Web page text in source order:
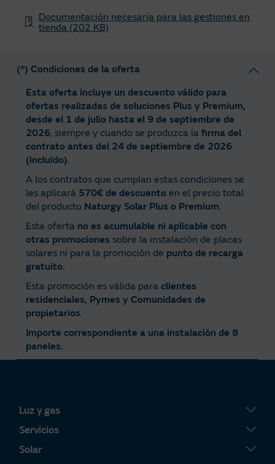
Documentación necesaria para las gestiones en
tienda (202 KB)
(*) Condiciones de la oferta
Esta oferta incluye un descuento válido para
ofertas realizadas de soluciones Plus y Premium,
desde el 1 de julio hasta el 9 de septiembre de
2026, siempre y cuando se produzca la firma del
contrato antes del 24 de septiembre de 2026
(incluido).
A los contratos que cumplan estas condiciones se
les aplicará 570€ de descuentoen el precio total
del producto Naturgy Solar Plus o Premium.
Esta oferta no es acumulable ni aplicable con
otras promociones sobre la instalación de placas
solares ni para la promoción de punto de recarga
gratuito.
Esta promoción es válida para clientes
residenciales, Pymes y Comunidades de
propietarios.
Importe correspondiente a una instalación de 8
paneles.
Luz y gas
Tarifa Plana
Tarifa Por Uso
Servicios
Servigas
Solar